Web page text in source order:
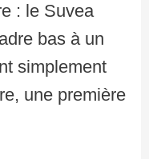
: le Suvea
bas à un
simplement
une première